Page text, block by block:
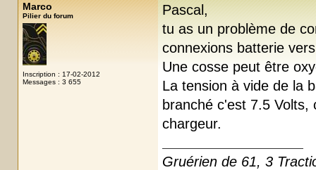
Marco
Pilier du forum
Inscription : 17-02-2012
Messages : 3 655
Pascal,
tu as un problème de
connexions batterie
Une cosse peut être
La tension à vide de la
branché c'est 7.5
chargeur.
Gruérien de 61, 3